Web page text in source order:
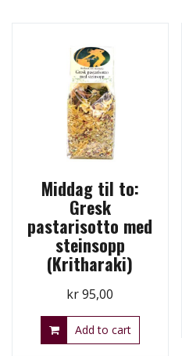
Middag til to:
Gresk
pastarisotto med
steinsopp
(Kritharaki)
kr95,00
Add to cart